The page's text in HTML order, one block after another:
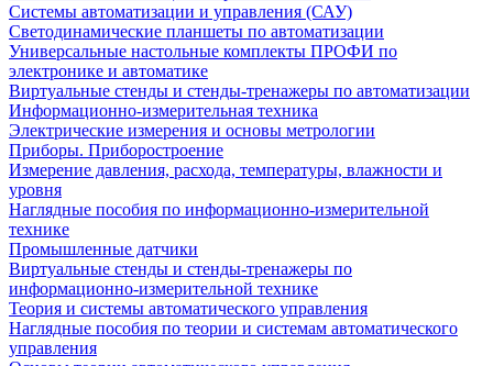
Системы автоматизации и управления (САУ)
Светодинамические планшеты по автоматизации
Универсальные настольные комплекты ПРОФИ по
электронике и автоматике
Виртуальные стенды и стенды-тренажеры по автоматизации
Информационно-измерительная техника
Электрические измерения и основы метрологии
Приборы. Приборостроение
Измерение давления, расхода, температуры, влажности и
уровня
Наглядные пособия по информационно-измерительной
технике
Промышленные датчики
Виртуальные стенды и стенды-тренажеры по
информационно-измерительной технике
Теория и системы автоматического управления
Наглядные пособия по теории и системам автоматического
управления